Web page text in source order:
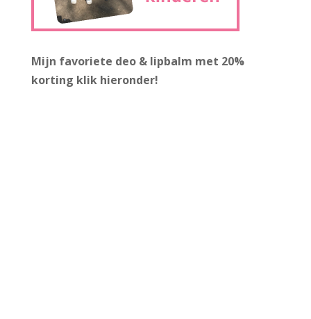
Mijn favoriete deo & lipbalm met 20%
korting klik hieronder!